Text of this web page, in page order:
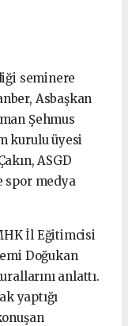
seminere
Asbaşkan
Şehmus
kurulu üyesi
ASGD
spor medya
İl Eğitimcisi
Doğukan
anlattı.
yaptığı